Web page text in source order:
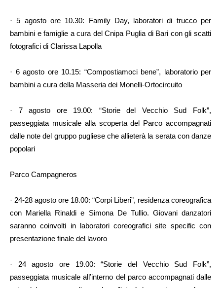
· 5 agosto ore 10.30: Family Day, laboratori di trucco per
bambini e famiglie a cura del Cnipa Puglia di Bari con gli scatti
fotografici di Clarissa Lapolla
· 6 agosto ore 10.15: “Compostiamoci bene”, laboratorio per
bambini a cura della Masseria dei Monelli-Ortocircuito
· 7 agosto ore 19.00: “Storie del Vecchio Sud Folk”,
passeggiata musicale alla scoperta del Parco accompagnati
dalle note del gruppo pugliese che allieterà la serata con danze
popolari
Parco Campagneros
· 24-28 agosto ore 18.00: “Corpi Liberi”, residenza coreografica
con Mariella Rinaldi e Simona De Tullio. Giovani danzatori
saranno coinvolti in laboratori coreografici site specific con
presentazione finale del lavoro
· 24 agosto ore 19.00: “Storie del Vecchio Sud Folk”,
passeggiata musicale all’interno del parco accompagnati dalle